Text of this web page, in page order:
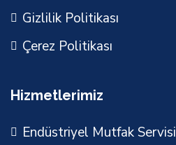
Gizlilik Politikası
Çerez Politikası
Hizmetlerimiz
Endüstriyel Mutfak Servisi